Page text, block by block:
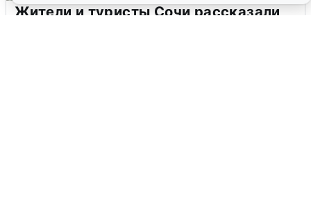
Жители и туристы Сочи рассказали